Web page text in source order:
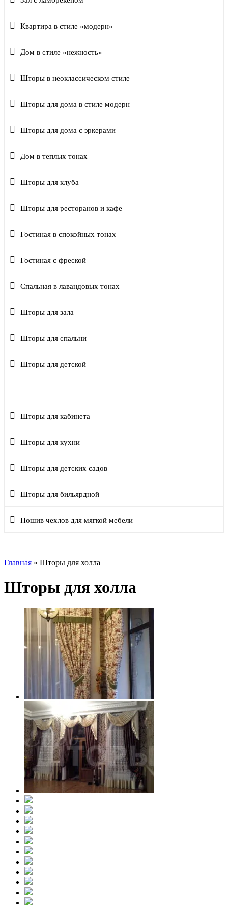
Квартира в стиле «модерн»
Дом в стиле «нежность»
Шторы в неоклассическом стиле
Шторы для дома в стиле модерн
Шторы для дома с эркерами
Дом в теплых тонах
Шторы для клуба
Шторы для ресторанов и кафе
Гостиная в спокойных тонах
Гостиная с фреской
Спальная в лавандовых тонах
Шторы для зала
Шторы для спальни
Шторы для детской
Шторы для кабинета
Шторы для кухни
Шторы для детских садов
Шторы для бильярдной
Пошив чехлов для мягкой мебели
Главная » Шторы для холла
Шторы для холла